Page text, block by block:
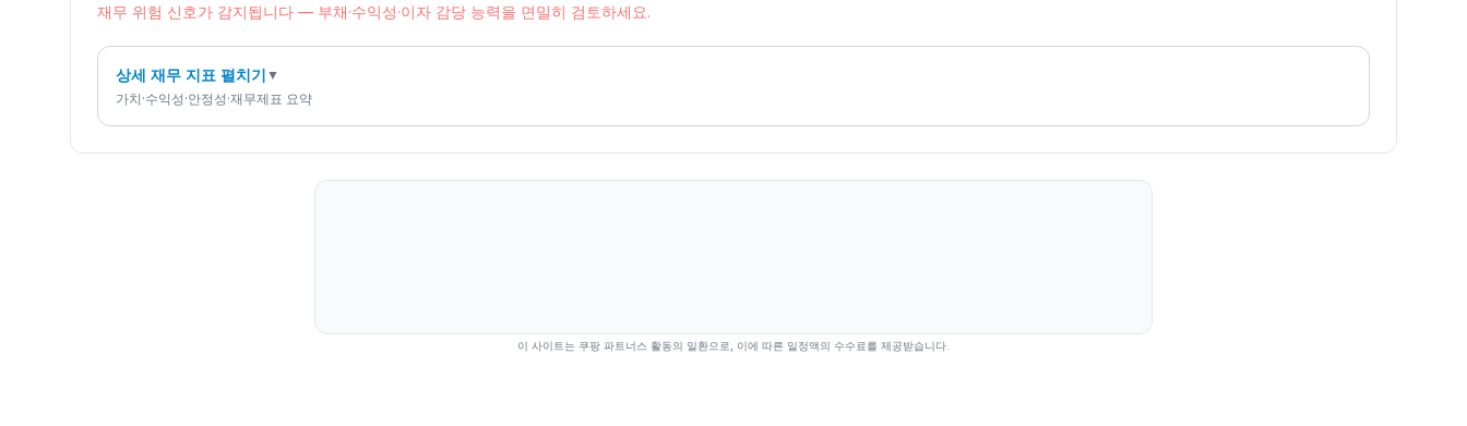
재무 위험 신호가 감지됩니다 — 부채·수익성·이자 감당 능력을 면밀히 검토하세요.
상세 재무 지표 펼치기 ▼
가치·수익성·안정성·재무제표 요약
이 사이트는 쿠팡 파트너스 활동의 일환으로, 이에 따른 일정액의 수수료를 제공받습니다.